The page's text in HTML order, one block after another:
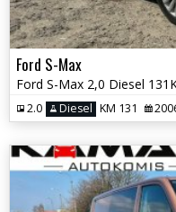
Ford S-Max
2.0 Diesel KM 131